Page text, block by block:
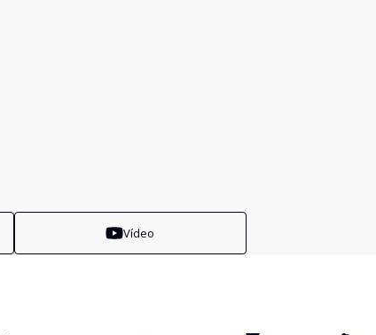
Vídeo